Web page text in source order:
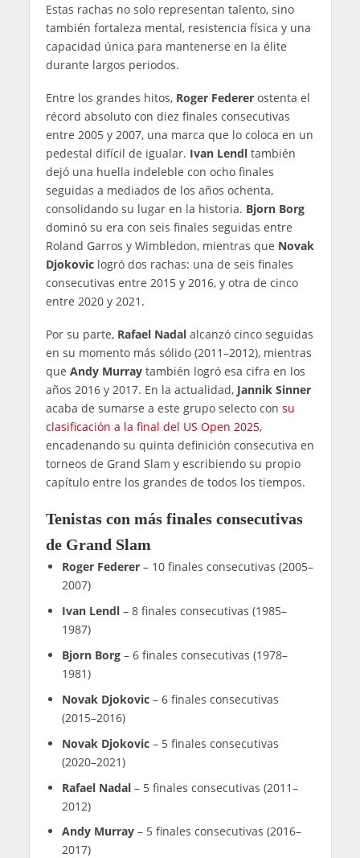
Estas rachas no solo representan talento, sino
también fortaleza mental, resistencia física y una
capacidad única para mantenerse en la élite
durante largos periodos.
Entre los grandes hitos, Roger Federerostenta el
récord absoluto con diez finales consecutivas
entre 2005 y 2007, una marca que lo coloca en un
pedestal difícil de igualar. Ivan Lendltambién
dejó una huella indeleble con ocho finales
seguidas a mediados de los años ochenta,
consolidando su lugar en la historia. Bjorn Borg
dominó su era con seis finales seguidas entre
Roland Garros y Wimbledon, mientras que Novak
Djokoviclogró dos rachas: una de seis finales
consecutivas entre 2015 y 2016, y otra de cinco
entre 2020 y 2021.
Por su parte, Rafael Nadalalcanzó cinco seguidas
en su momento más sólido (2011–2012), mientras
que Andy Murraytambién logró esa cifra en los
años 2016 y 2017. En la actualidad, Jannik Sinner
acaba de sumarse a este grupo selecto con su
clasificación a la final del US Open 2025,
encadenando su quinta definición consecutiva en
torneos de Grand Slam y escribiendo su propio
capítulo entre los grandes de todos los tiempos.
Tenistas con más finales consecutivas
de Grand Slam
Roger Federer– 10 finales consecutivas (2005–
2007)
Ivan Lendl– 8 finales consecutivas (1985–
1987)
Bjorn Borg– 6 finales consecutivas (1978–
1981)
Novak Djokovic– 6 finales consecutivas
(2015–2016)
Novak Djokovic– 5 finales consecutivas
(2020–2021)
Rafael Nadal– 5 finales consecutivas (2011–
2012)
Andy Murray– 5 finales consecutivas (2016–
2017)